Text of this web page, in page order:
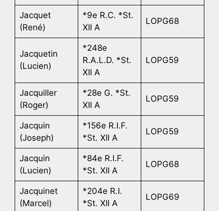
Jacquet
(René)
*9e R.C. *St.
XII A
LOPG68
Jacquetin
(Lucien)
*248e
R.A.L.D. *St.
XII A
LOPG59
Jacquiller
(Roger)
*28e G. *St.
XII A
LOPG59
Jacquin
(Joseph)
*156e R.I.F.
*St. XII A
LOPG59
Jacquin
(Lucien)
*84e R.I.F.
*St. XII A
LOPG68
Jacquinet
(Marcel)
*204e R.I.
*St. XII A
LOPG69